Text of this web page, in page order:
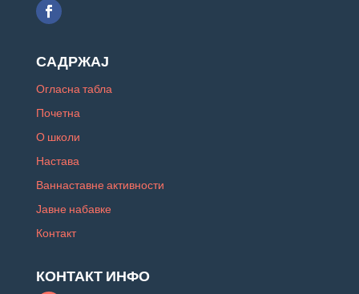
САДРЖАЈ
Огласна табла
Почетна
О школи
Настава
Ваннаставне активности
Јавне набавке
Контакт
КОНТАКТ ИНФО